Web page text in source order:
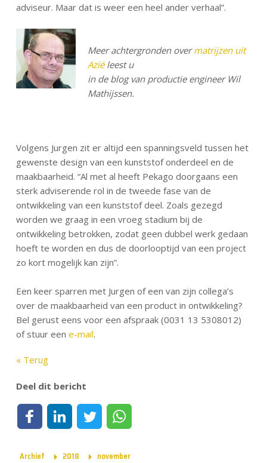
adviseur. Maar dat is weer een heel ander verhaal”.
Meer achtergronden overmatrijzen uit
Aziëleest u
in de blog van productie engineer Wil
Mathijssen.
Volgens Jurgen zit er altijd een spanningsveld tussen het
gewenste design van een kunststof onderdeel en de
maakbaarheid. “Al met al heeft Pekago doorgaans een
sterk adviserende rol in de tweede fase van de
ontwikkeling van een kunststof deel. Zoals gezegd
worden we graag in een vroeg stadium bij de
ontwikkeling betrokken, zodat geen dubbel werk gedaan
hoeft te worden en dus de doorlooptijd van een project
zo kort mogelijk kan zijn”.
Een keer sparren met Jurgen of een van zijn collega’s
over de maakbaarheid van een product in ontwikkeling?
Bel gerust eens voor een afspraak (0031 13 5308012)
of stuur een e-mail.
« Terug
Deel dit bericht
Deel op FacebookDeel op LinkedInDeel op TwitterDeel via WhatsApp
Archief 2018 november